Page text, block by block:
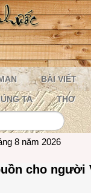
BÀI VIẾT
TA THƠ
8 năm 2026
cho người